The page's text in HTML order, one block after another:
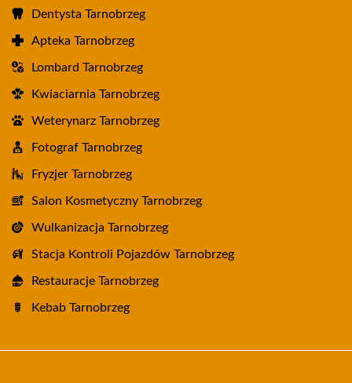
Dentysta Tarnobrzeg
Apteka Tarnobrzeg
Lombard Tarnobrzeg
Kwiaciarnia Tarnobrzeg
Weterynarz Tarnobrzeg
Fotograf Tarnobrzeg
Fryzjer Tarnobrzeg
Salon Kosmetyczny Tarnobrzeg
Wulkanizacja Tarnobrzeg
Stacja Kontroli Pojazdów Tarnobrzeg
Restauracje Tarnobrzeg
Kebab Tarnobrzeg